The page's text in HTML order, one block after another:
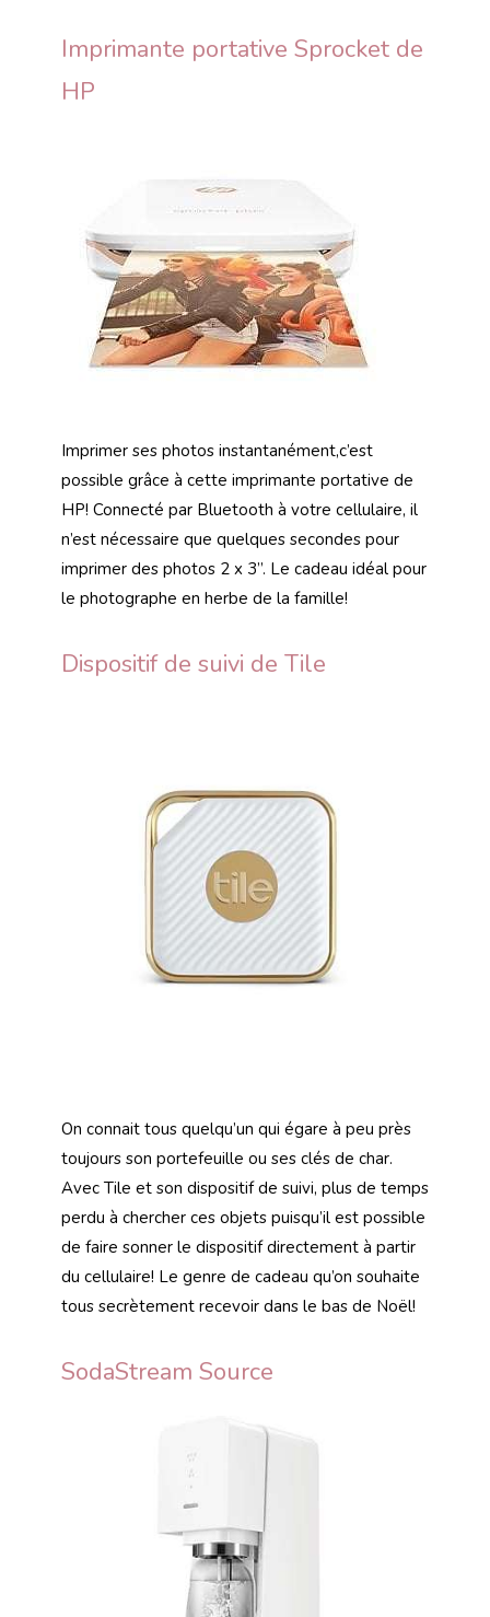
Imprimante portative Sprocket de
HP
Imprimer ses photos instantanément,c’est
possible grâce à cette imprimante portative de
HP! Connecté par Bluetooth à votre cellulaire, il
n’est nécessaire que quelques secondes pour
imprimer des photos 2 x 3’’. Le cadeau idéal pour
le photographe en herbe de la famille!
Dispositif de suivi de Tile
On connait tous quelqu’un qui égare à peu près
toujours son portefeuille ou ses clés de char.
Avec Tile et son dispositif de suivi, plus de temps
perdu à chercher ces objets puisqu’il est possible
de faire sonner le dispositif directement à partir
du cellulaire! Le genre de cadeau qu’on souhaite
tous secrètement recevoir dans le bas de Noël!
SodaStream Source